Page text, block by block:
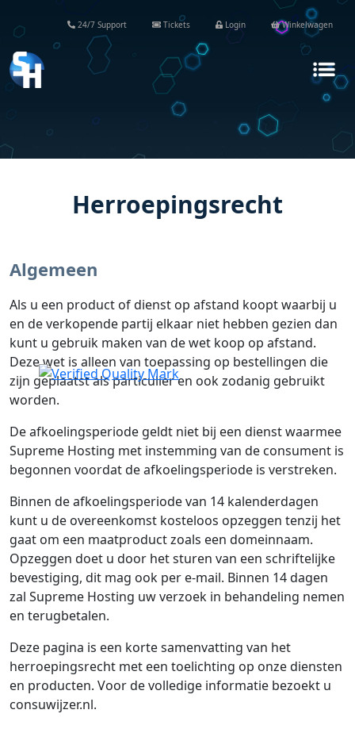
24/7 Support Tickets Login Winkelwagen
Herroepingsrecht
Algemeen
Als u een product of dienst op afstand koopt waarbij u
en de verkopende partij elkaar niet hebben gezien dan
kunt u gebruik maken van de wet koop op afstand.
Deze wet is alleen van toepassing op bestellingen die
zijn geplaatst als particulier en ook zodanig gebruikt
worden.
De afkoelingsperiode geldt niet bij een dienst waarmee
Supreme Hosting met instemming van de consument is
begonnen voordat de afkoelingsperiode is verstreken.
Binnen de afkoelingsperiode van 14 kalenderdagen
kunt u de overeenkomst kosteloos opzeggen tenzij het
gaat om een maatproduct zoals een domeinnaam.
Opzeggen doet u door het sturen van een schriftelijke
bevestiging, dit mag ook per e-mail. Binnen 14 dagen
zal Supreme Hosting uw verzoek in behandeling nemen
en terugbetalen.
Deze pagina is een korte samenvatting van het
herroepingsrecht met een toelichting op onze diensten
en producten. Voor de volledige informatie bezoekt u
consuwijzer.nl.